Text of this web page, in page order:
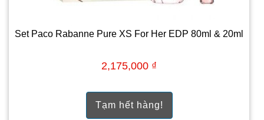
Set Paco Rabanne Pure XS For Her EDP 80ml & 20ml
2,175,000 ₫
Tạm hết hàng!